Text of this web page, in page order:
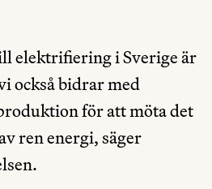
elektrifiering i Sverige är
också bidrar med
för att möta det
ren energi, säger